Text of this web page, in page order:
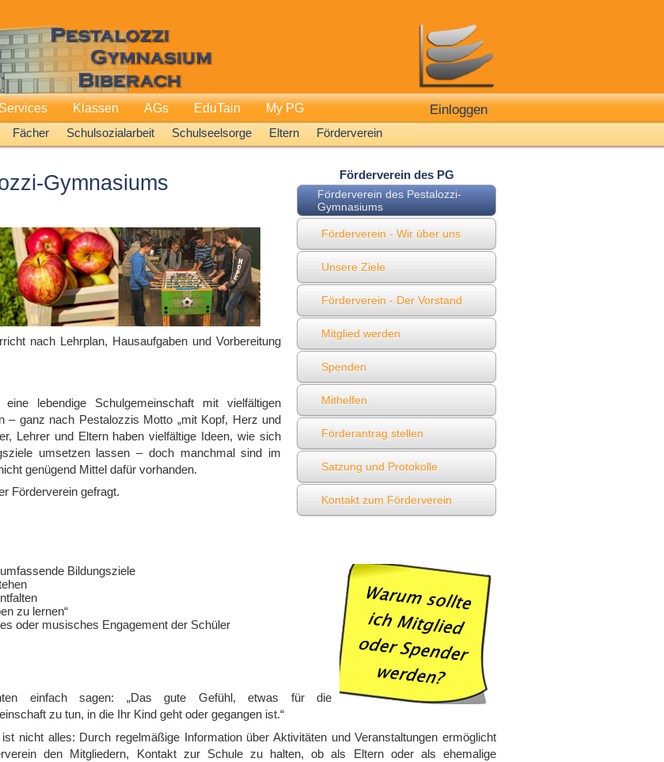
Fächer Schulsozialarbeit Schulseelsorge Eltern Förderverein
Services Klassen AGs EduTain My PG Einloggen
Förderverein des PG
Förderverein des Pestalozzi-
Gymnasiums
Förderverein - Wir über uns
Unsere Ziele
Förderverein - Der Vorstand
Mitglied werden
Spenden
Mithelfen
Förderantrag stellen
Satzung und Protokolle
Kontakt zum Förderverein
Gymnasiums
nach Lehrplan, Hausaufgaben und Vorbereitung
lebendige Schulgemeinschaft mit vielfältigen
– ganz nach Pestalozzis Motto „mit Kopf, Herz und
Lehrer und Eltern haben vielfältige Ideen, wie sich
umsetzen lassen – doch manchmal sind im
genügend Mittel dafür vorhanden.
Förderverein gefragt.
Bildungsziele
zu lernen“
oder musisches Engagement der Schüler
einfach sagen: „Das gute Gefühl, etwas für die
zu tun, in die Ihr Kind geht oder gegangen ist.“
nicht alles: Durch regelmäßige Information über Aktivitäten und Veranstaltungen ermöglicht
den Mitgliedern, Kontakt zur Schule zu halten, ob als Eltern oder als ehemalige